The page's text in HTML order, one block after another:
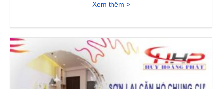
Xem thêm >